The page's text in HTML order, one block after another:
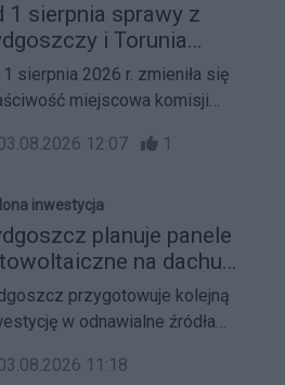
w najbliższych godzinach,
warto zachować ostrożność i
ekspozycję na słońce.
1 sierpnia sprawy z
i Torunia
inne komisje
ZUS
1 sierpnia 2026 r. zmieniła się
miejscowa komisji
Oddziałów ZUS w Bydgoszczy
rozpatrywane przez komisje
w Gdańsku i Łodzi. Zmiana
związana z brakami kadrowymi
lekarskich.
12:07 1
inwestycja
planuje panele
na dachu
Torbyd
przygotowuje kolejną
w odnawialne źródła
mają trafić na dach
11:18